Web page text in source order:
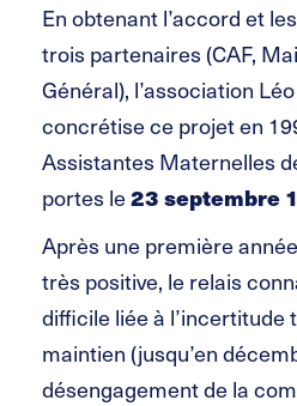
En obtenant l’accord et
trois partenaires (CAF,
Général), l’association
concrétise ce projet en
Assistantes Maternelles
portes le23 septembre
Après une première
très positive, le relais
difficile liée à l’incertitude
maintien (jusqu’en
désengagement de la